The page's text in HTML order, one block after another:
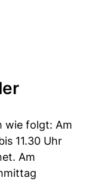
wie folgt: Am
11.30 Uhr
Am